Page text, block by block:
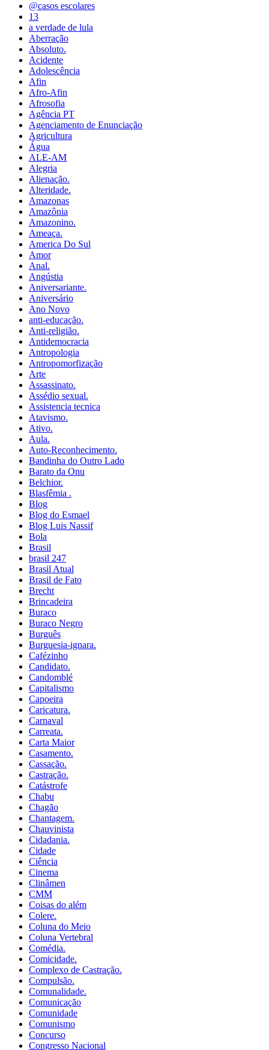
@casos escolares
13
a verdade de lula
Aberração
Absoluto.
Acidente
Adolescência
Afin
Afro-Afin
Afrosofia
Agência PT
Agenciamento de Enunciação
Agricultura
Água
ALE-AM
Alegria
Alienação.
Alteridade.
Amazonas
Amazônia
Amazonino.
Ameaça.
America Do Sul
Amor
Anal.
Angústia
Aniversariante.
Aniversário
Ano Novo
anti-educação.
Anti-religião.
Antidemocracia
Antropologia
Antropomorfização
Arte
Assassinato.
Assédio sexual.
Assistencia tecnica
Atavismo.
Ativo.
Aula.
Auto-Reconhecimento.
Bandinha do Outro Lado
Barato da Onu
Belchior.
Blasfêmia .
Blog
Blog do Esmael
Blog Luis Nassif
Bola
Brasil
brasil 247
Brasil Atual
Brasil de Fato
Brecht
Brincadeira
Buraco
Buraco Negro
Burguês
Burguesia-ignara.
Cafézinho
Candidato.
Candomblé
Capitalismo
Capoeira
Caricatura.
Carnaval
Carreata.
Carta Maior
Casamento.
Cassação.
Castração.
Catástrofe
Chabu
Chagão
Chantagem.
Chauvinista
Cidadania.
Cidade
Ciência
Cinema
Clinâmen
CMM
Coisas do além
Colere.
Coluna do Meio
Coluna Vertebral
Comédia.
Comicidade.
Complexo de Castração.
Compulsão.
Comunalidade.
Comunicação
Comunidade
Comunismo
Concurso
Congresso Nacional